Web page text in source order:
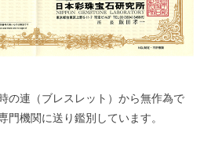
の連（ブレスレット）から無作為で
門機関に送り鑑別しています。